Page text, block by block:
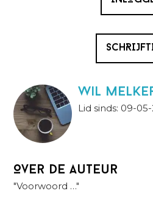
wil
Lid sinds: 09-
Over de auteur
"Voorwoord …"